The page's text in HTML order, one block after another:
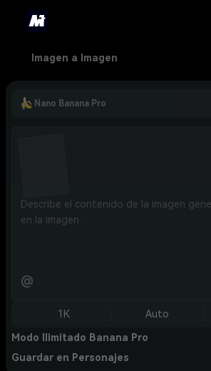
Imagen a Imagen
Nano Banana Pro
@
1K Auto
Modo Ilimitado Banana Pro
Guardar en Personajes